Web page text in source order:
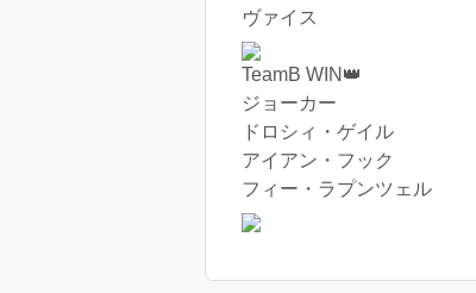
ヴァイス
TeamB WIN👑
ジョーカー
ドロシィ・ゲイル
アイアン・フック
フィー・ラプンツェル